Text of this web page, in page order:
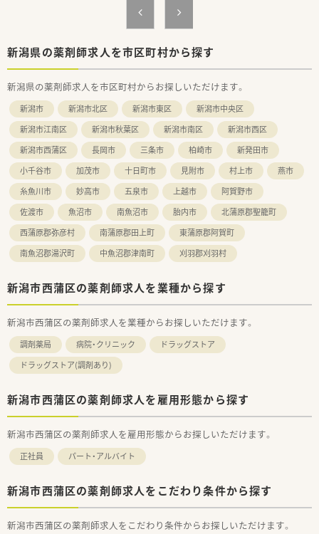
新潟県の薬剤師求人を市区町村から探す
新潟県の薬剤師求人を市区町村からお探しいただけます。
新潟市 新潟市北区 新潟市東区
新潟市中央区
新潟市江南区
新潟市秋葉区 新潟市南区
新潟市西区
新潟市西蒲区
長岡市 三条市 柏崎市
新発田市
小千谷市
加茂市 十日町市 見附市 村上市
燕市
糸魚川市
妙高市 五泉市 上越市
阿賀野市
佐渡市
魚沼市 南魚沼市 胎内市
北蒲原郡聖籠町
西蒲原郡弥彦村
南蒲原郡田上町
東蒲原郡阿賀町
南魚沼郡湯沢町
中魚沼郡津南町 刈羽郡刈羽村
新潟市西蒲区の薬剤師求人を業種から探す
新潟市西蒲区の薬剤師求人を業種からお探しいただけます。
調剤薬局 病院・クリニック
ドラッグストア
ドラッグストア(調剤あり)
新潟市西蒲区の薬剤師求人を雇用形態から探す
新潟市西蒲区の薬剤師求人を雇用形態からお探しいただけます。
正社員 パート・アルバイト
新潟市西蒲区の薬剤師求人をこだわり条件から探す
新潟市西蒲区の薬剤師求人をこだわり条件からお探しいただけます。